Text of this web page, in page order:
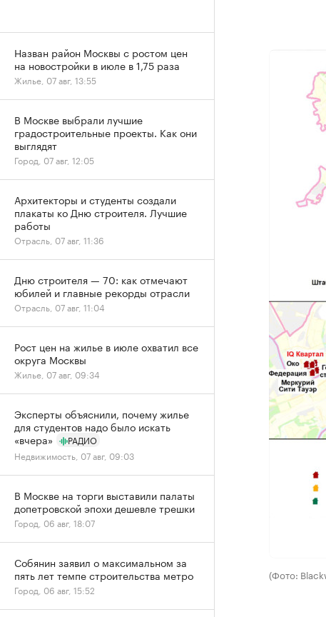
(Фото:
Назван район Москвы с ростом цен
на новостройки в июле в 1,75 раза
Жилье, 07 авг, 13:55
В Москве выбрали лучшие
градостроительные проекты. Как они
выглядят
Город, 07 авг, 12:05
Архитекторы и студенты создали
плакаты ко Дню строителя. Лучшие
работы
Отрасль, 07 авг, 11:36
Дню строителя — 70: как отмечают
юбилей и главные рекорды отрасли
Отрасль, 07 авг, 11:04
Рост цен на жилье в июле охватил все
округа Москвы
Жилье, 07 авг, 09:34
Эксперты объяснили, почему жилье
для студентов надо было искать
«вчера»
РАДИО
Недвижимость, 07 авг, 09:03
В Москве на торги выставили палаты
допетровской эпохи дешевле трешки
Город, 06 авг, 18:07
Собянин заявил о максимальном за
пять лет темпе строительства метро
Город, 06 авг, 15:52